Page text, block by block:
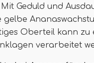
Geduld und
gelbe
Oberteil kann zu
verarbeitet